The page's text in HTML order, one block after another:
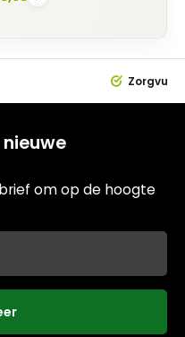
om op de hoogte